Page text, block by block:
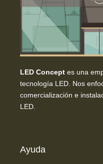
LED Concept es una
tecnología LED. Nos
comercialización e
LED.
Ayuda